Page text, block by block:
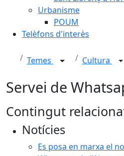
Urbanisme
POUM
Telèfons d'interès
Temes Cultura
Servei de
Contingut
Notícies
Es posa en marxa el